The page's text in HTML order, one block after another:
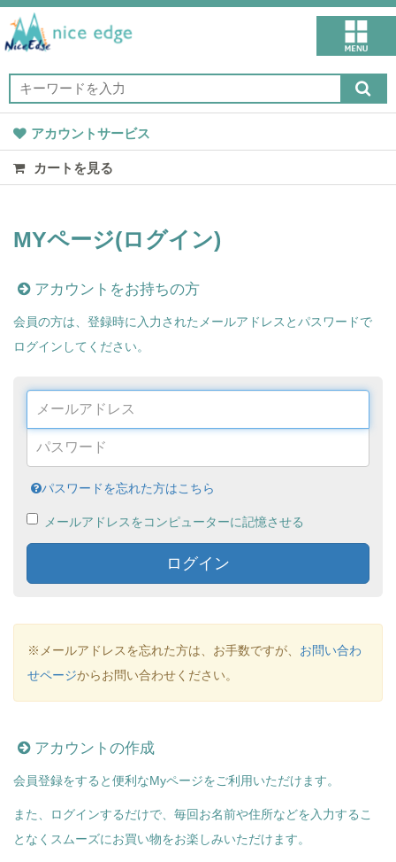
アカウントサービス
カートを見る
MYページ(ログイン)
アカウントをお持ちの方
会員の方は、登録時に入力されたメールアドレスとパスワードで
ログインしてください。
パスワードを忘れた方はこちら
メールアドレスをコンピューターに記憶させる
ログイン
※メールアドレスを忘れた方は、お手数ですが、 お問い合わ
せページからお問い合わせください。
アカウントの作成
会員登録をすると便利なMyページをご利用いただけます。
また、ログインするだけで、毎回お名前や住所などを入力するこ
となくスムーズにお買い物をお楽しみいただけます。